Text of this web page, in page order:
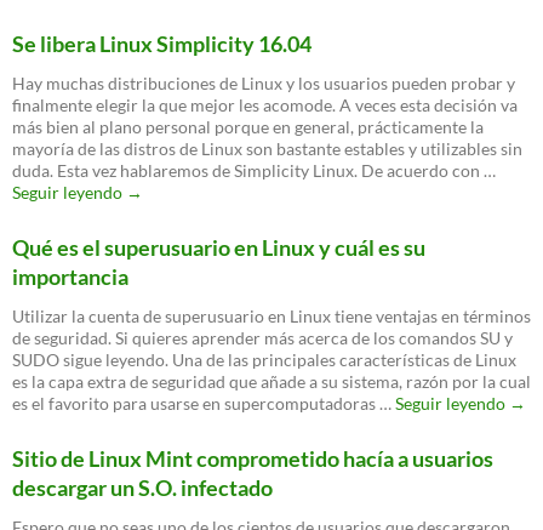
intencional
Lenovo
ha
desatado
la
furia
usuarios
Se libera Linux Simplicity 16.04
Hay muchas distribuciones de Linux y los usuarios pueden probar y
finalmente elegir la que mejor les acomode. A veces esta decisión va
más bien al plano personal porque en general, prácticamente la
mayoría de las distros de Linux son bastante estables y utilizables sin
duda. Esta vez hablaremos de Simplicity Linux. De acuerdo con …
Seguir leyendo Se
Simplicity
16.04
→
Qué es el superusuario en Linux y cuál es su
importancia
Utilizar la cuenta de superusuario en Linux tiene ventajas en términos
de seguridad. Si quieres aprender más acerca de los comandos SU y
SUDO sigue leyendo. Una de las principales características de Linux
es la capa extra de seguridad que añade a su sistema, razón por la cual
es el favorito para usarse en supercomputadoras …Seguir leyendo Qué
→
Sitio de Linux Mint comprometido hacía a usuarios
descargar un S.O. infectado